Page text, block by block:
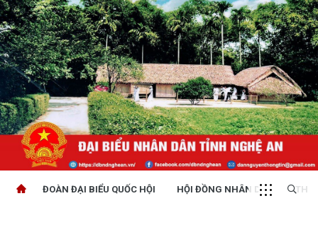
ĐOÀN ĐẠI BIỂU QUỐC HỘI HỘI ĐỒNG NHÂN DÂN